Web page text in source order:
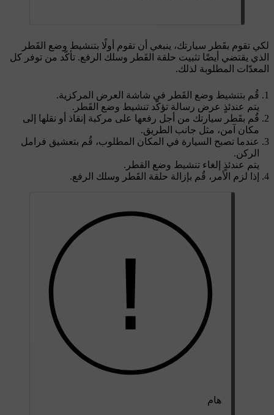
لكي تقوم بقَطر سيارتك، ينبغي أن تقوم أولًا بتنشيط وضع القَطر
الذي يقتضي أيضًا تثبيت حلقة القَطر وسلك الرفع. تأكّد من توفر كل
المعدّات المطلوبة لذلك.
قُم بتنشيط وضع القَطر في شاشة العرض المركزية.
يتم عندئذٍ عرض رسالة تؤكّد تنشيط وضع القَطر.
قُم بقَطر سيارتك من أجل رفعها على مركبة إنقاذ أو نقلها إلى
مكان آمن، مثل جانب الطريق.
عندما تصبح السيارة في المكان المطلوب، قُم بتعشيق فرامل
الركن.
يتم عندئذٍ إلغاء تنشيط وضع القطر.
إذا لزم الأمر، قُم بإزالة حلقة القَطر وسلك الرفع.
هام